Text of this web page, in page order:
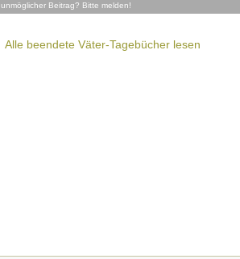
unmöglicher Beitrag? Bitte melden!
Alle beendete Väter-Tagebücher lesen